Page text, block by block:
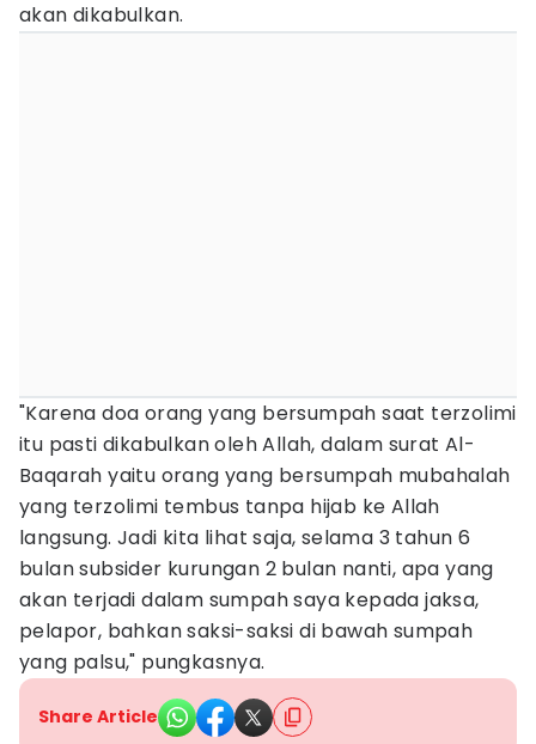
akan dikabulkan.
"Karena doa orang yang bersumpah saat terzolimi
itu pasti dikabulkan oleh Allah, dalam surat Al-
Baqarah yaitu orang yang bersumpah mubahalah
yang terzolimi tembus tanpa hijab ke Allah
langsung. Jadi kita lihat saja, selama 3 tahun 6
bulan subsider kurungan 2 bulan nanti, apa yang
akan terjadi dalam sumpah saya kepada jaksa,
pelapor, bahkan saksi-saksi di bawah sumpah
yang palsu," pungkasnya.
Share Article